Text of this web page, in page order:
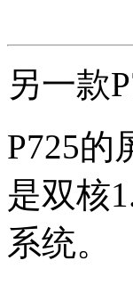
另一款
P725的
是双核
系统。